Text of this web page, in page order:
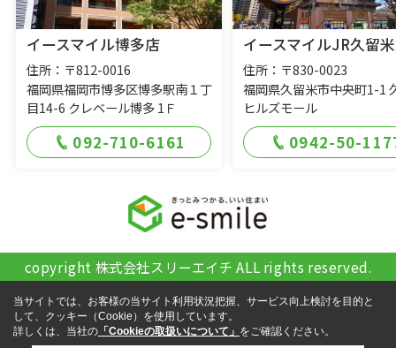
イースマイル博多店
住所：〒812-0016
福岡県福岡市博多区博多駅南１丁
目14-6 クレベール博多 1Ｆ
092-710-6161
イースマイルJR久留
住所：〒830-0023
福岡県久留米市中央町1-1
ヒルズモール
0942-50-
copyright 株式会社スリーエイチ ALL rights reserved.
当サイトでは、お客様の当サイト利用状況把握、サービス向上検討を目的と
して、クッキー（Cookie）を使用しています。
詳しくは、当社の 「Cookieの取扱いについて」 をご確認ください。